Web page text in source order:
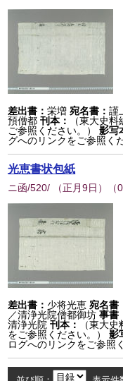
差出書：栄増 宛名書：謹
預僧都 刊本：
（東大史
ご参照ください。）
影写
グへのリンクをご参照く
光恵書状包紙
ニ函/520/ （正月9日） （0
差出書： 少将光恵 宛名書
／清浄光院僧都御坊 事書
清浄光院 刊本：
（東大
をご参照ください。）
影
ログへのリンクをご参照